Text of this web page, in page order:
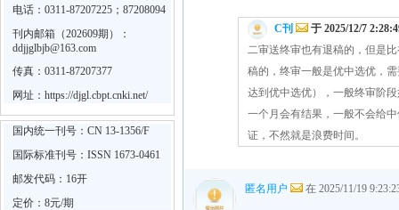
电话：0311-87207225；87208094
刊内邮箱（202609期）：
ddjjglbjb@163.com
传真：0311-87207377
网址： https://djgl.cbpt.cnki.net/
国内统一刊号：CN 13-1356/F
国际标准刊号：ISSN 1673-0461
邮发代码：16开
定价：8元/期
C刊
于 2025/12/7
二审送终审也有退稿的，但是
稿的，终审一般是优中选优，
达到优中选优），一般终审阶
一个月会有结果，一般不会给
证，不然就是浪费时间。
匿名用户 在 2025/11/19